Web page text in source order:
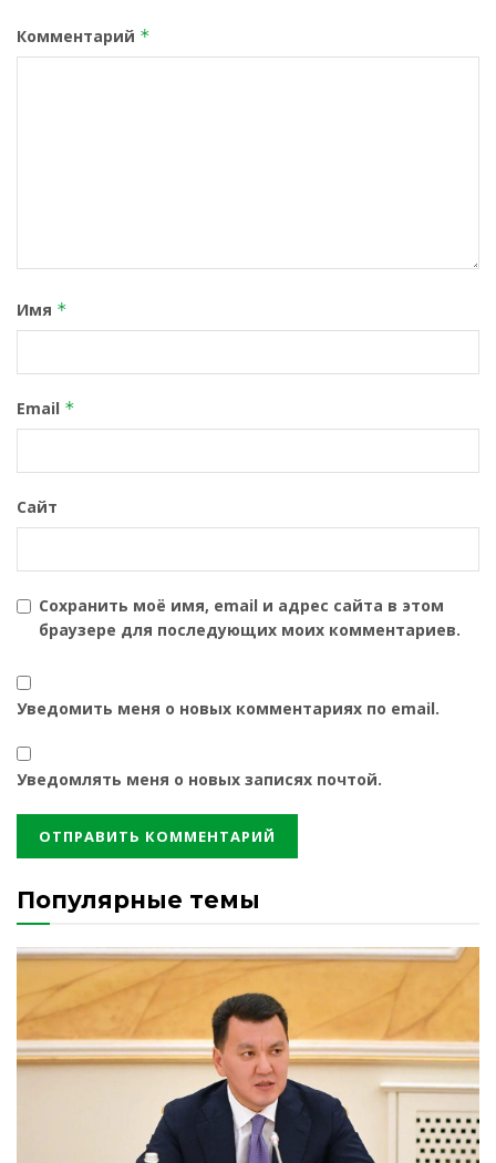
Комментарий *
Имя *
Email *
Сайт
Сохранить моё имя, email и адрес сайта в этом
браузере для последующих моих комментариев.
Уведомить меня о новых комментариях по email.
Уведомлять меня о новых записях почтой.
Популярные темы